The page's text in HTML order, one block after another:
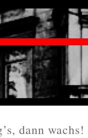
dann wachs!